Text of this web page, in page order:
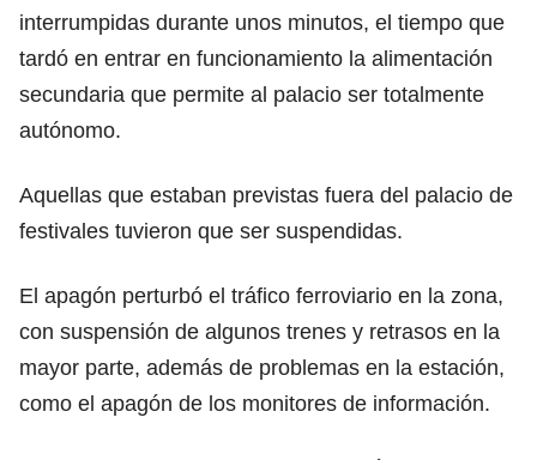
interrumpidas durante unos minutos, el tiempo que
tardó en entrar en funcionamiento la alimentación
secundaria que permite al palacio ser totalmente
autónomo.
Aquellas que estaban previstas fuera del palacio de
festivales tuvieron que ser suspendidas.
El apagón perturbó el tráfico ferroviario en la zona,
con suspensión de algunos trenes y retrasos en la
mayor parte, además de problemas en la estación,
como el apagón de los monitores de información.